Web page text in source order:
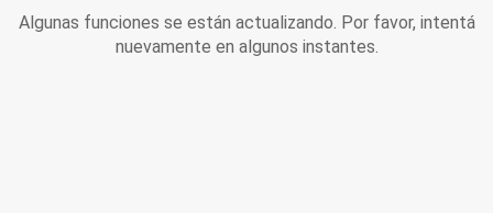
Algunas funciones se están actualizando. Por favor, intentá
nuevamente en algunos instantes.